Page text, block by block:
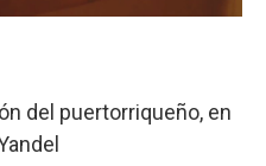
del puertorriqueño, en